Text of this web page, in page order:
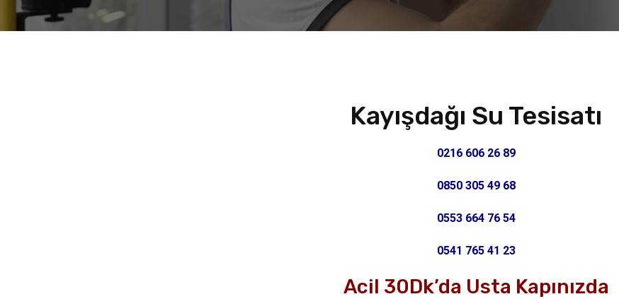
Kayışdağı Su Tesisatı
0216 606 26 89
0850 305 49 68
0553 664 76 54
0541 765 41 23
Acil 30Dk’da Usta Kapınızda